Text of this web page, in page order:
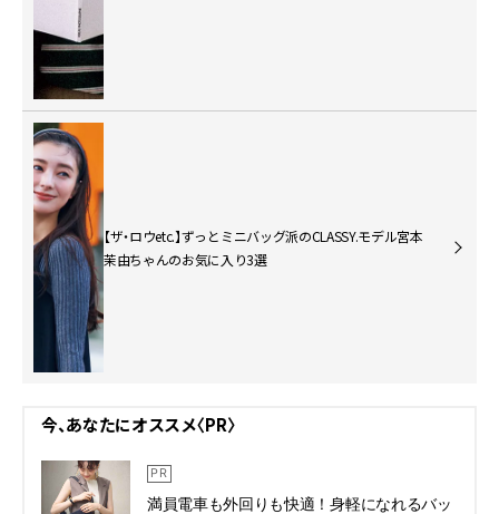
【ザ・ロウetc.】ずっとミニバッグ派のCLASSY.モデル宮本
茉由ちゃんのお気に入り3選
今、あなたにオススメ〈PR〉
満員電車も外回りも快適！身軽になれるバッ